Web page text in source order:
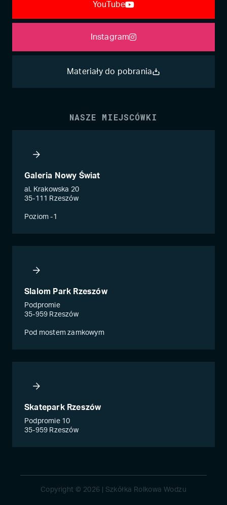
YouTube
Instagram
Materiały do pobrania
NASZE MIEJSCÓWKI
Galeria Nowy Świat
al. Krakowska 20
35-111 Rzeszów
Poziom -1
Slalom Park Rzeszów
Podpromie
35-959 Rzeszów
Pod mostem zamkowym
Skatepark Rzeszów
Podpromie 10
35-959 Rzeszów
Copyright © 2026 | Szkółka Rolkowa Wodzu